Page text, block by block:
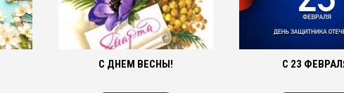
С ДНЕМ ВЕСНЫ! С 23